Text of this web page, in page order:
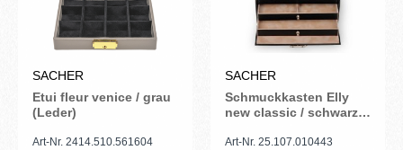
SACHER
Etui fleur venice / grau
(Leder)
Art-Nr. 2414.510.561604
SACHER
Schmuckkasten Elly
new classic / schwarz
Art-Nr. 25.107.010443